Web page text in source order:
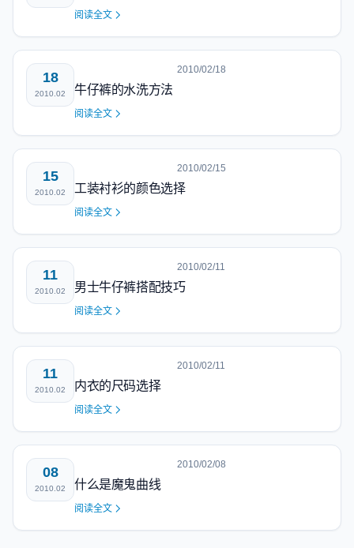
阅读全文
18
2010.02
2010/02/18
牛仔裤的水洗方法
阅读全文
15
2010.02
2010/02/15
工装衬衫的颜色选择
阅读全文
11
2010.02
2010/02/11
男士牛仔裤搭配技巧
阅读全文
11
2010.02
2010/02/11
内衣的尺码选择
阅读全文
08
2010.02
2010/02/08
什么是魔鬼曲线
阅读全文